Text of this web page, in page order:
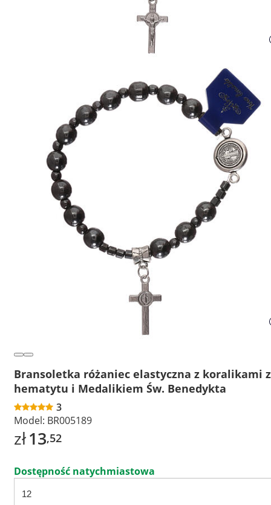
Bransoletka różaniec elastyczna z koralikami z
hematytu i Medalikiem Św. Benedykta
3
Model: BR005189
zł13,52
Dostępność natychmiastowa